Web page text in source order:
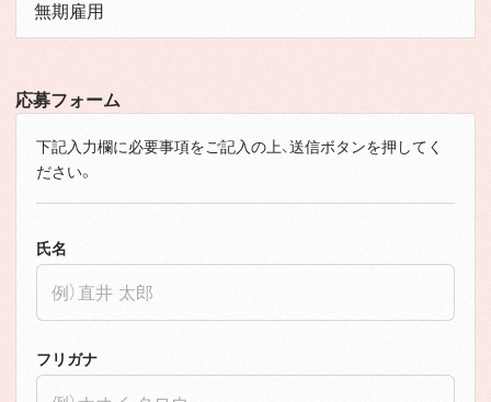
無期雇用
応募フォーム
下記入力欄に必要事項をご記入の上、送信ボタンを押してく
ださい。
氏名
フリガナ